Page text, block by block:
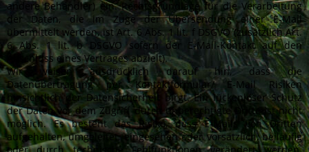
andere Behandler) ein. Rechtsgrundlage für die Verarbeitung
der Daten, die im Zuge der Übersendung einer E-Mail
übermittelt werden, ist Art. 6 Abs. 1 lit. f DSGVO (zusätzlich Art.
6 Abs. 1 lit. b DSGVO sofern der E-Mail-Kontakt auf den
Abschluss eines Vertrages abzielt).
Wir weisen ausdrücklich darauf hin, dass die
Datenübertragung per Kontaktformular/ E-Mail Risiken
hinsichtlich der Datensicherheit birgt. Ein lückenloser Schutz
der Daten vor dem Zugriff durch unberechtigte Dritte ist nicht
möglich. Es besteht das Risiko, dass E-Mails von Dritten
aufgehalten, umgeleitet, eingesehen oder vorsätzlich, beiläufig